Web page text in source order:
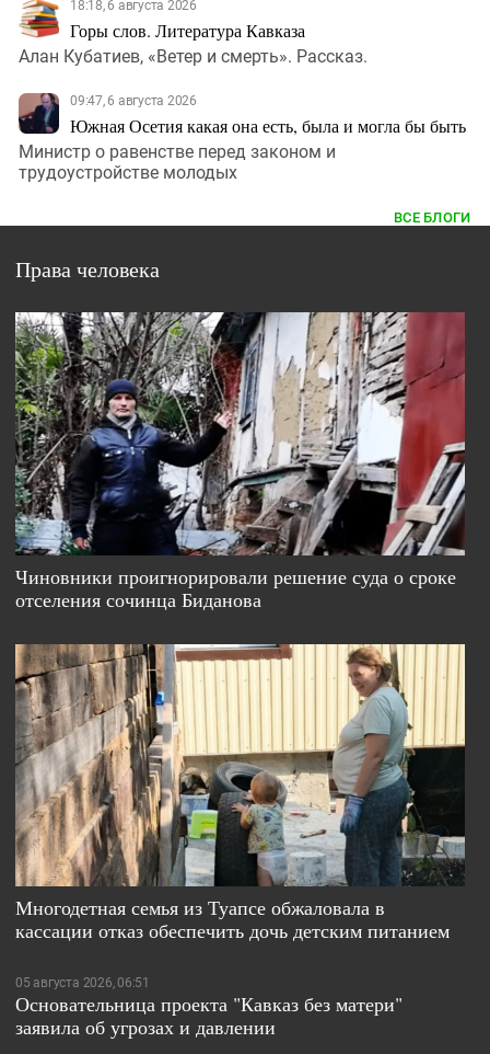
18:18, 6 августа 2026
Горы слов. Литература Кавказа
Алан Кубатиев, «Ветер и смерть». Рассказ.
09:47, 6 августа 2026
Южная Осетия какая она есть, была и могла бы быть
Министр о равенстве перед законом и
трудоустройстве молодых
ВСЕ БЛОГИ
Права человека
Чиновники проигнорировали решение суда о сроке
отселения сочинца Биданова
Многодетная семья из Туапсе обжаловала в
кассации отказ обеспечить дочь детским питанием
05 августа 2026, 06:51
Основательница проекта "Кавказ без матери"
заявила об угрозах и давлении